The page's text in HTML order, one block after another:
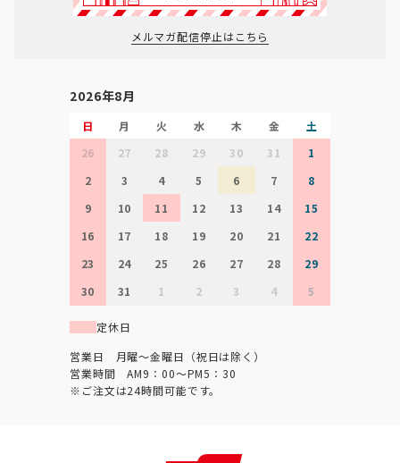
メルマガ配信停止はこちら
2026年8月
日 月 火 水 木 金
土
26
27 28 29 30 31
1
2
3 4 5 6 7
8
9
10 11 12 13 14
15
16
17 18 19 20 21
22
23
24 25 26 27 28
29
30
31 1 2 3 4 5
定休日
営業日 月曜～金曜日（祝日は除く）
営業時間 AM9：00～PM5：30
※ご注文は24時間可能です。